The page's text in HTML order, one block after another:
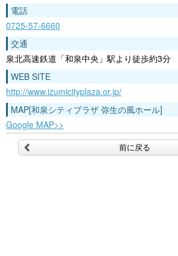
電話
0725-57-6660
交通
泉北高速鉄道「和泉中央」駅より徒歩約3分
WEB SITE
http://www.izumicityplaza.or.jp/
MAP[和泉シティプラザ 弥生の風ホール]
Google MAP>>
前に戻る